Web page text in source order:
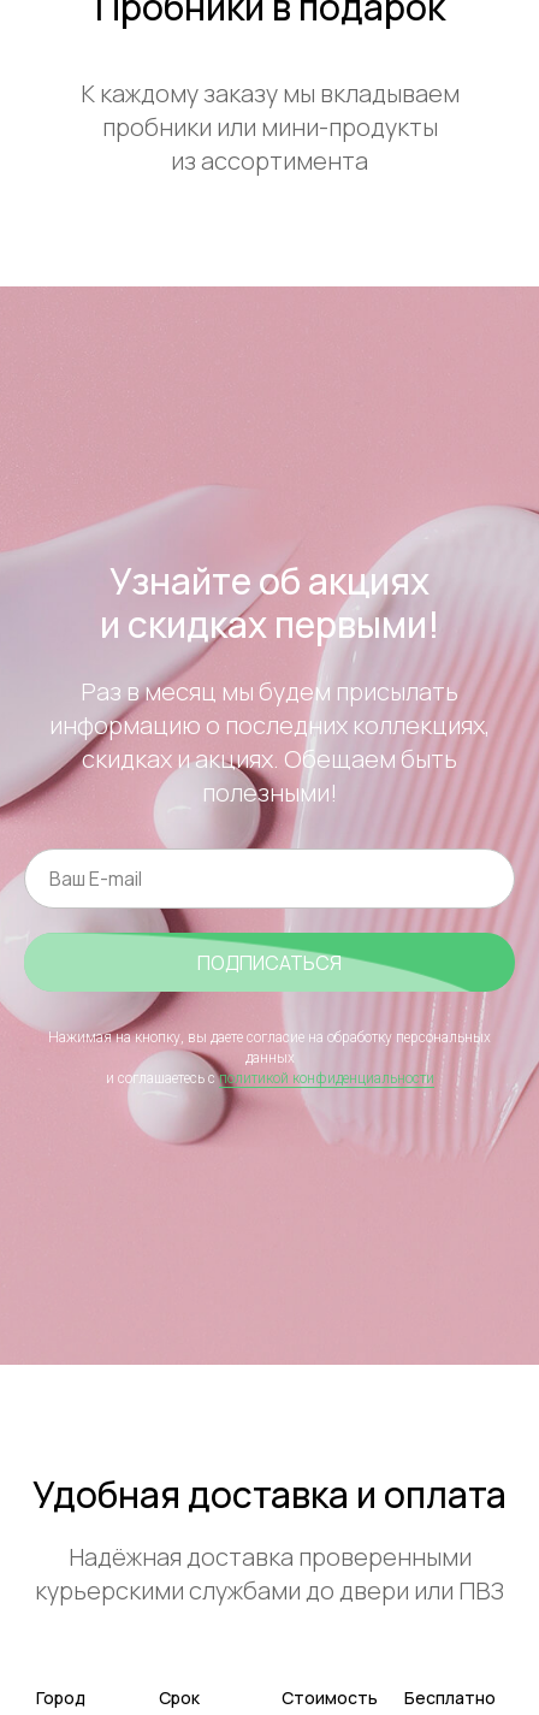
К каждому заказу мы вкладываем
пробники или мини-продукты
из ассортимента
Узнайте об акциях
и скидках первыми!
Раз в месяц мы будем присылать
информацию о последних коллекциях,
скидках и акциях. Обещаем быть
полезными!
ПОДПИСАТЬСЯ
Нажимая на кнопку, вы даете согласие на обработку персональных
данных
и соглашаетесь cполитикой конфиденциальности
Удобная доставка и оплата
Надёжная доставка проверенными
курьерскими службами до двери или ПВЗ
Город Срок Стоимость Бесплатно